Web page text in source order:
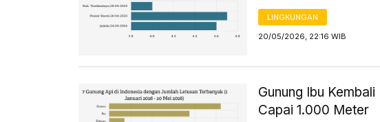
LINGKUNGAN
20/05/2026, 22:16 WIB
Gunung Ibu
Capai 1.000 Meter